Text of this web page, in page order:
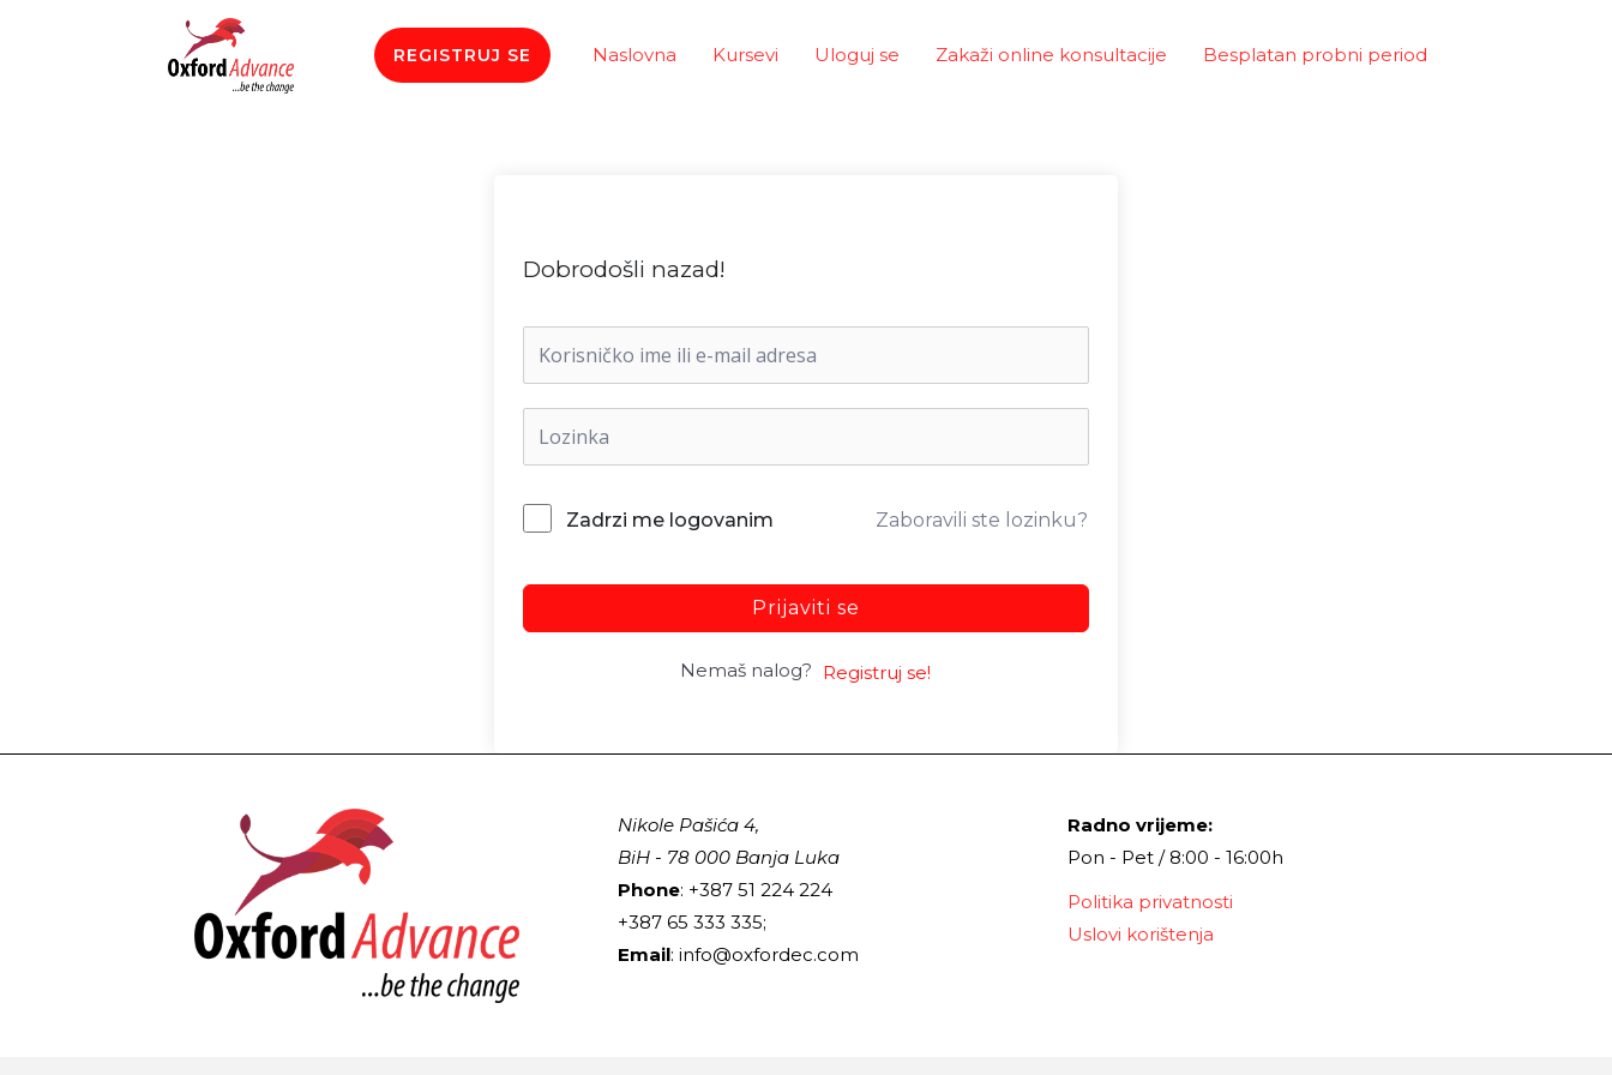
REGISTRUJ SE Naslovna Kursevi Uloguj se Zakaži online konsultacije Besplatan probni period
Dobrodošli nazad!
Zadrzi me logovanim Zaboravili ste lozinku?
Prijaviti se
Nemaš nalog? Registruj se!
Nikole Pašića 4,
BiH - 78 000 Banja Luka
Phone: +387 51 224 224
+387 65 333 335;
Email: info@oxfordec.com
Radno vrijeme:
Pon - Pet / 8:00 - 16:00h
Politika privatnosti
Uslovi korištenja